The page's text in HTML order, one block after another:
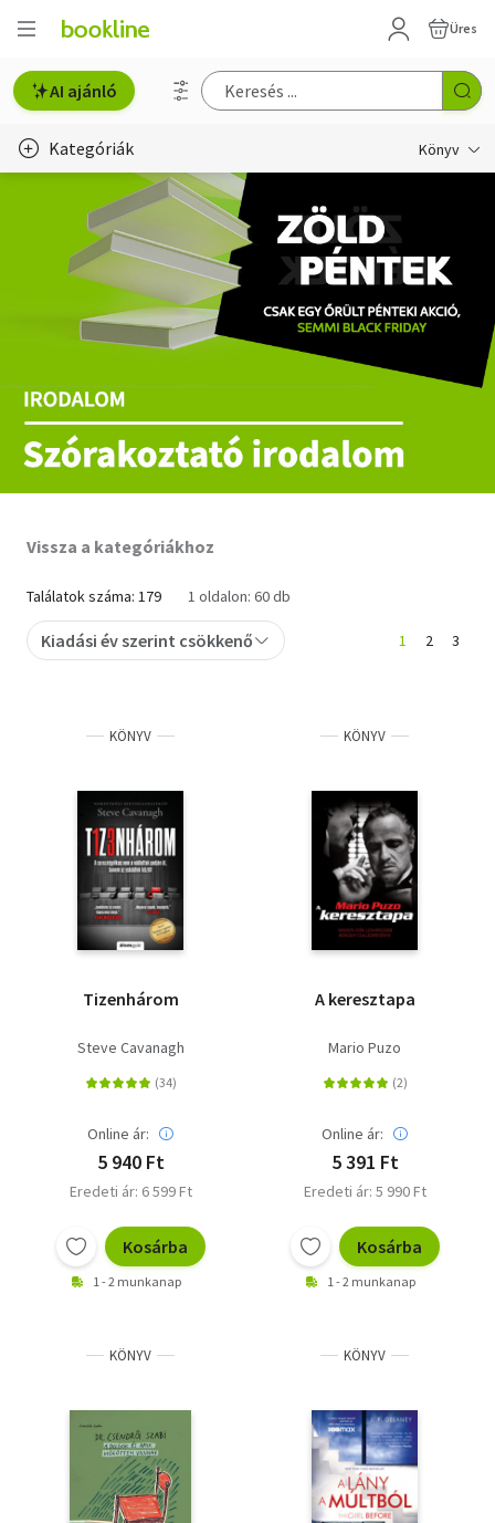
Üres
AI ajánló
Kategóriák Könyv
Életmód, egészség
Erotika
Gyermek- és ifjúsági
Hobbi, szabadidő
Irodalom
Művészet
Szótár, nyelvkönyv
Társadalomtudomány
Vissza a kategóriákhoz
Találatok száma: 179 1 oldalon: 60 db
Kiadási év szerint csökkenő 1 2 3
KÖNYV
Tizenhárom
Steve Cavanagh
Online ár:
5 940 Ft
Eredeti ár: 6 599 Ft
Kosárba
1 - 2 munkanap
KÖNYV
A keresztapa
Mario Puzo
Online ár:
5 391 Ft
Eredeti ár: 5 990 Ft
Kosárba
1 - 2 munkanap
KÖNYV KÖNYV